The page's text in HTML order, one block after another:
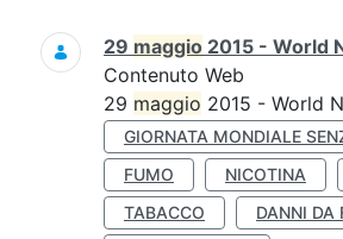
Ricerca
29 maggio 2015 - World
Contenuto Web
29 maggio 2015 - World
GIORNATA MONDIALE
FUMO
NICOTINA
TABACCO
DANNI DA